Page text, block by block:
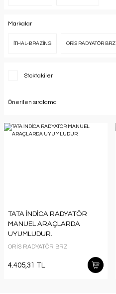
Markalar
İTHAL-BRAZİNG ORİS RADYATÖR BRZ
Stoktakiler
TATA İNDİCA RADYATÖR
MANUEL ARAÇLARDA
UYUMLUDUR.
ORİS RADYATÖR BRZ
4.405,31 TL